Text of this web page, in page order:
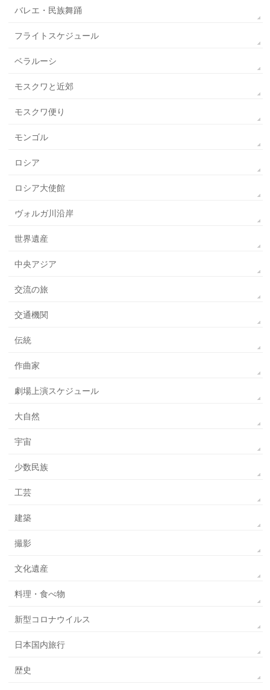
バレエ・民族舞踊
フライトスケジュール
ベラルーシ
モスクワと近郊
モスクワ便り
モンゴル
ロシア
ロシア大使館
ヴォルガ川沿岸
世界遺産
中央アジア
交流の旅
交通機関
伝統
作曲家
劇場上演スケジュール
大自然
宇宙
少数民族
工芸
建築
撮影
文化遺産
料理・食べ物
新型コロナウイルス
日本国内旅行
歴史